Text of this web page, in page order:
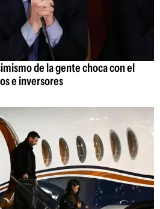
de la gente choca con el
e inversores